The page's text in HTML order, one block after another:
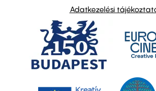
Adatkezelési